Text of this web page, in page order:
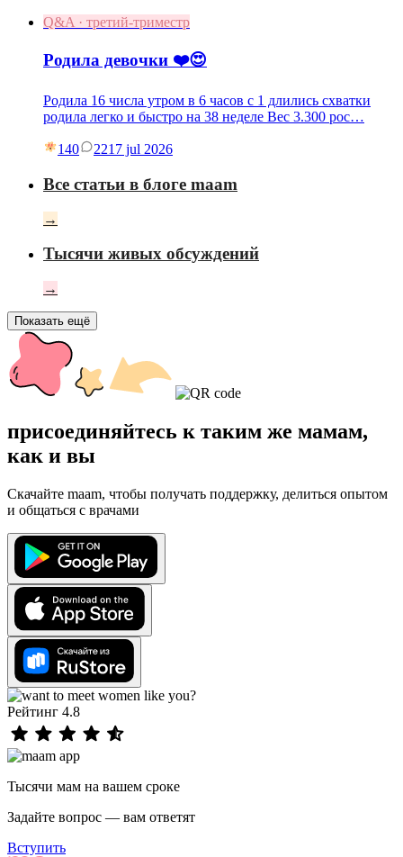
Q&A · третий-триместр
Родила девочки ❤️😍
Родила 16 числа утром в 6 часов с 1 длились схватки
родила легко и быстро на 38 неделе Вес 3.300 рос…
140 2217 jul 2026
Все статьи в блоге maam
→
Тысячи живых обсуждений
→
Показать ещё
присоединяйтесь к таким же мамам,
как и вы
Скачайте maam, чтобы получать поддержку, делиться опытом
и общаться с врачами
Рейтинг 4.8
Тысячи мам на вашем сроке
Задайте вопрос — вам ответят
Вступить